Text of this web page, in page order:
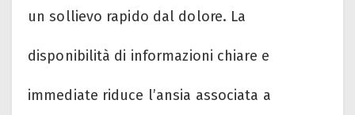
un sollievo rapido dal dolore. La
disponibilità di informazioni chiare e
immediate riduce l’ansia associata a